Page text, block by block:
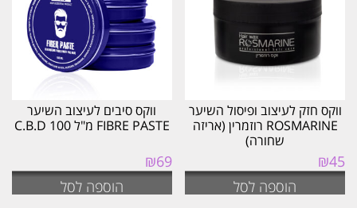
ווקס חזק לעיצוב ופיסול השיער
ROSMARINE רוזמרין (אריזה
שחורה)
₪45
הוספה לסל
ווקס סיבים לעיצוב השיער
FIBRE PASTE מ"ל 100 C.B.D
₪69
הוספה לסל